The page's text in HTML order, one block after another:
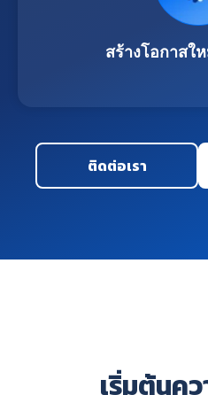
สร้างโอกาสใ
ติดต่อเรา
เริ่มต้นค